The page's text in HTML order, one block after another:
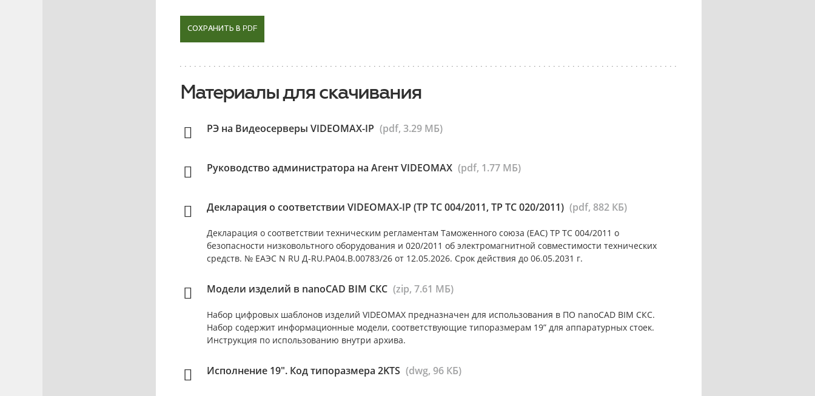
СОХРАНИТЬ В PDF
Материалы для скачивания
РЭ на Видеосерверы VIDEOMAX-IP (pdf, 3.29 МБ)
Руководство администратора на Агент VIDEOMAX (pdf, 1.77 МБ)
Декларация о соответствии VIDEOMAX-IP (ТР ТС 004/2011, ТР ТС 020/2011) (pdf, 882 КБ)
Декларация о соответствии техническим регламентам Таможенного союза (ЕАС) ТР ТС 004/2011 о
безопасности низковольтного оборудования и 020/2011 об электромагнитной совместимости технических
средств. № ЕАЭС N RU Д-RU.РА04.В.00783/26 от 12.05.2026. Срок действия до 06.05.2031 г.
Модели изделий в nanoCAD BIM СКС (zip, 7.61 МБ)
Набор цифровых шаблонов изделий VIDEOMAX предназначен для использования в ПО nanoCAD BIM СКС.
Набор содержит информационные модели, соответствующие типоразмерам 19” для аппаратурных стоек.
Инструкция по использованию внутри архива.
Исполнение 19". Код типоразмера 2KTS (dwg, 96 КБ)